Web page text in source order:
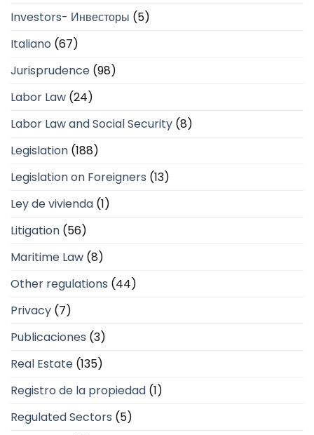
Investors- Инвесторы (5)
Italiano (67)
Jurisprudence (98)
Labor Law (24)
Labor Law and Social Security (8)
Legislation (188)
Legislation on Foreigners (13)
Ley de vivienda (1)
Litigation (56)
Maritime Law (8)
Other regulations (44)
Privacy (7)
Publicaciones (3)
Real Estate (135)
Registro de la propiedad (1)
Regulated Sectors (5)